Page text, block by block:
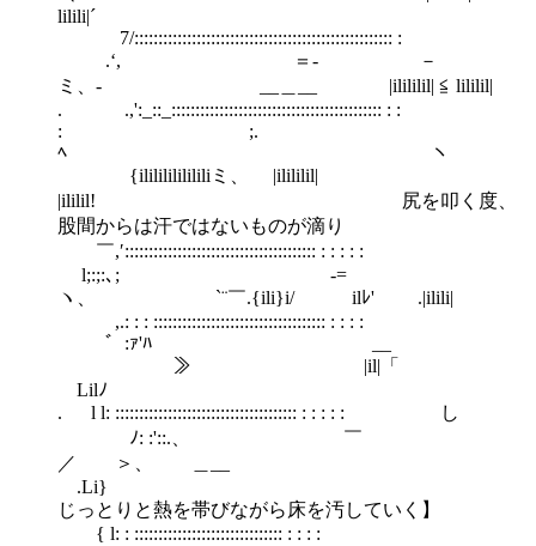
lilili|´
7/:::::::::::::::::::::::::::::::::::::::::::::::::::::: :
.‘, ＝- －
ミ、- __＿__ |ilililil| ≦ lililil|
. .,':_::_:::::::::::::::::::::::::::::::::::::::::::: : :
: ;.
ﾍ ヽ
{ilililililililiミ、 |ilililil|
|ililil! 尻を叩く度、
股間からは汗ではないものが滴り
￣,′:::::::::::::::::::::::::::::::::::::::: : : : : :
l;:;:､; -=
ヽ、 `¨￣.{ili}i/ ゞilﾚ' .|ilili|
,.: : : :::::::::::::::::::::::::::::::::::: : : : :
゛:ｧ'ﾊ __
≫ |il|「
Lilﾉ
. l l: :::::::::::::::::::::::::::::::::::::: : : : : : し
ﾉ: :'::.、 ￣
／ ＞、 ＿__
じっとりと熱を帯びながら床を汚していく】
{ l: : ::::::::::::::::::::::::::::::: : : : :